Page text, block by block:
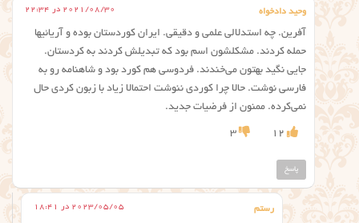
وحید دادخواه 2021/08/30 در 22:34
آفرین. چه استدلالی علمی و دقیقی. ایران کوردستان بوده و آریائیها
حمله کردند. مشکلشون اسم بود که تبدیلش کردند به کردستان.
جایی نگید بهتون می‌خندند. فردوسی هم کورد بود و شاهنامه رو به
فارسی نوشت. حالا چرا کوردی ننوشت احتمالا زیاد با زبون کردی حال
نمی‌کرده. ممنون از فرضیات جدید.
12
3
پاسخ
رستم 2023/05/05 در 18:41